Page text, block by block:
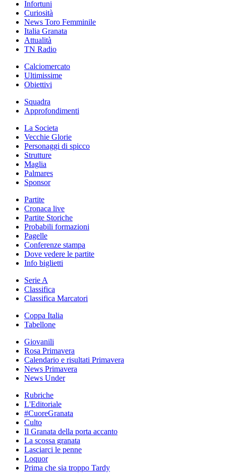
Infortuni
Curiosità
News Toro Femminile
Italia Granata
Attualità
TN Radio
Calciomercato
Ultimissime
Obiettivi
Squadra
Approfondimenti
La Societa
Vecchie Glorie
Personaggi di spicco
Strutture
Maglia
Palmares
Sponsor
Partite
Cronaca live
Partite Storiche
Probabili formazioni
Pagelle
Conferenze stampa
Dove vedere le partite
Info biglietti
Serie A
Classifica
Classifica Marcatori
Coppa Italia
Tabellone
Giovanili
Rosa Primavera
Calendario e risultati Primavera
News Primavera
News Under
Rubriche
L'Editoriale
#CuoreGranata
Culto
Il Granata della porta accanto
La scossa granata
Lasciarci le penne
Loquor
Prima che sia troppo Tardy